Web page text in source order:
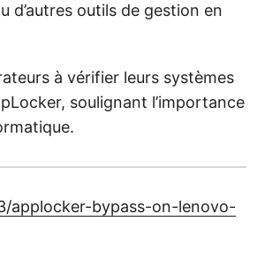
d’autres outils de gestion en
à vérifier leurs systèmes
soulignant l’importance
applocker-bypass-on-lenovo-